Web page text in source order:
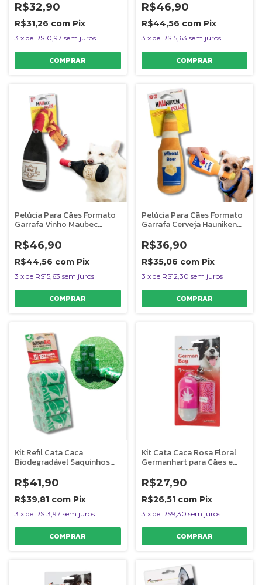
R$32,90
R$31,26 com Pix
3 x de R$10,97 sem juros
R$46,90
R$44,56 com Pix
3 x de R$15,63 sem juros
Pelúcia Para Cães Formato
Garrafa Vinho Maubec
R$46,90
R$44,56 com Pix
3 x de R$15,63 sem juros
Pelúcia Para Cães Formato
Garrafa Cerveja Hauniken
R$36,90
R$35,06 com Pix
3 x de R$12,30 sem juros
Kit Refil Cata Caca
Biodegradável Saquinhos
Germanhart
R$41,90
R$39,81 com Pix
3 x de R$13,97 sem juros
Kit Cata Caca Rosa Floral
Germanhart para Cães e
R$27,90
R$26,51 com Pix
3 x de R$9,30 sem juros